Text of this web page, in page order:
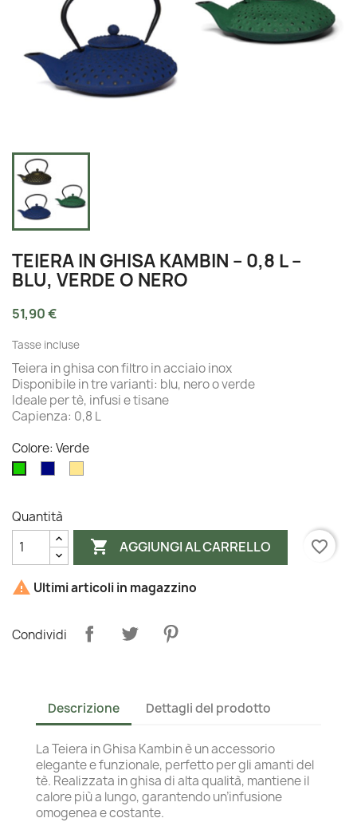
TEIERA IN GHISA KAMBIN – 0,8 L –
BLU, VERDE O NERO
51,90 €
Tasse incluse
Teiera in ghisa con filtro in acciaio inox
Disponibile in tre varianti: blu, nero o verde
Ideale per tè, infusi e tisane
Capienza: 0,8 L
Colore: Verde
Quantità
 AGGIUNGI AL CARRELLO favorite_border
 Ultimi articoli in magazzino
Condividi
Descrizione Dettagli del prodotto
La Teiera in Ghisa Kambin è un accessorio
elegante e funzionale, perfetto per gli amanti del
tè. Realizzata in ghisa di alta qualità, mantiene il
calore più a lungo, garantendo un’infusione
omogenea e costante.